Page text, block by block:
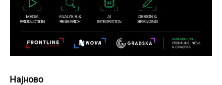
Најново